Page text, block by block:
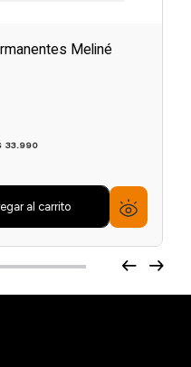
Meliné
33.990
al carrito